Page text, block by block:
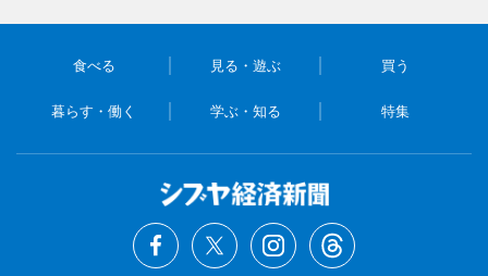
食べる 見る・遊ぶ 買う
暮らす・働く 学ぶ・知る 特集